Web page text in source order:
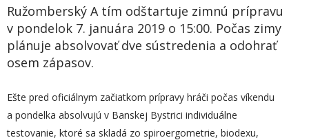
Ružomberský A tím odštartuje zimnú prípravu
v pondelok 7. januára 2019 o 15:00. Počas zimy
plánuje absolvovať dve sústredenia a odohrať
osem zápasov.
Ešte pred oficiálnym začiatkom prípravy hráči počas víkendu
a pondelka absolvujú v Banskej Bystrici individuálne
testovanie, ktoré sa skladá zo spiroergometrie, biodexu,